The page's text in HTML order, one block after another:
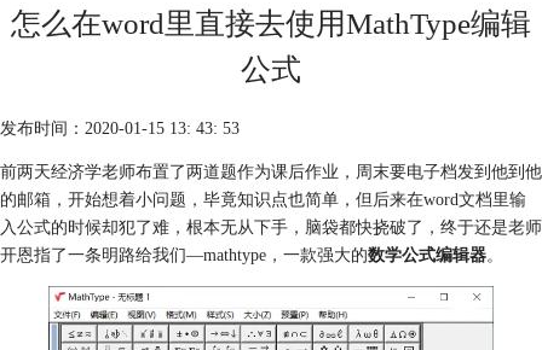
怎么在word里直接去使用MathType编辑
公式
发布时间：2020-01-15 13: 43: 53
前两天经济学老师布置了两道题作为课后作业，周末要电子档发到他到他
的邮箱，开始想着小问题，毕竟知识点也简单，但后来在word文档里输
入公式的时候却犯了难，根本无从下手，脑袋都快挠破了，终于还是老师
开恩指了一条明路给我们—mathtype，一款强大的数学公式编辑器。